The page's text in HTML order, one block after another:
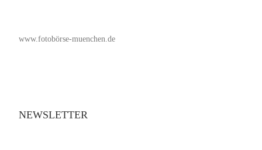
www.fotobörse-muenchen.de
NEWSLETTER